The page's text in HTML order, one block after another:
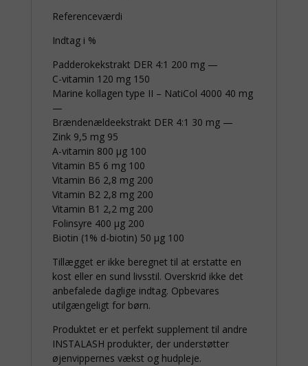
Referenceværdi
Indtag i %
Padderokekstrakt DER 4:1 200 mg —
C-vitamin 120 mg 150
Marine kollagen type II – NatiCol 4000 40 mg
—
Brændenældeekstrakt DER 4:1 30 mg —
Zink 9,5 mg 95
A-vitamin 800 μg 100
Vitamin B5 6 mg 100
Vitamin B6 2,8 mg 200
Vitamin B2 2,8 mg 200
Vitamin B1 2,2 mg 200
Folinsyre 400 μg 200
Biotin (1% d-biotin) 50 μg 100
Tillægget er ikke beregnet til at erstatte en
kost eller en sund livsstil. Overskrid ikke det
anbefalede daglige indtag. Opbevares
utilgængeligt for børn.
Produktet er et perfekt supplement til andre
INSTALASH produkter, der understøtter
øjenvippernes vækst og hudpleje.